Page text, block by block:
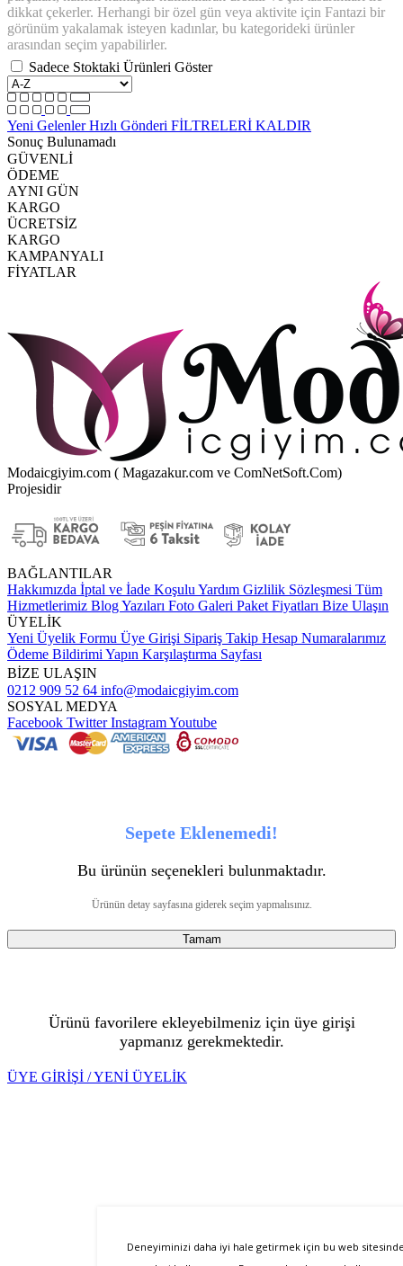
Deneyiminizi daha iyi hale getirmek için bu web
dikkat çekerler. Herhangi bir özel gün veya aktivite için Fantazi bir
görünüm yakalamak isteyen kadınlar, bu kategorideki ürünler
arasından seçim yapabilirler.
Sadece Stoktaki Ürünleri Göster
Yeni GelenlerHızlı Gönderi FİLTRELERİ KALDIR
Sonuç Bulunamadı
GÜVENLİ
ÖDEME
AYNI GÜN
KARGO
ÜCRETSİZ
KARGO
KAMPANYALI
FİYATLAR
Modaicgiyim.com ( Magazakur.com ve ComNetSoft.Com)
Projesidir
BAĞLANTILAR
Hakkımızda İptal ve İade Koşulu Yardım Gizlilik Sözleşmesi Tüm
Hizmetlerimiz Blog Yazıları Foto Galeri Paket Fiyatları Bize Ulaşın
ÜYELİK
Yeni Üyelik Formu Üye Girişi Sipariş Takip Hesap Numaralarımız
Ödeme Bildirimi Yapın Karşılaştırma Sayfası
BİZE ULAŞIN
0212 909 52 64 info@modaicgiyim.com
SOSYAL MEDYA
Facebook TwitterInstagramYoutube
Sepete Eklenemedi!
Bu ürünün seçenekleri bulunmaktadır.
Ürünün detay sayfasına giderek seçim yapmalısınız.
Tamam
Ürünü favorilere ekleyebilmeniz için üye girişi
yapmanız gerekmektedir.
ÜYE GİRİŞİ / YENİ ÜYELİK